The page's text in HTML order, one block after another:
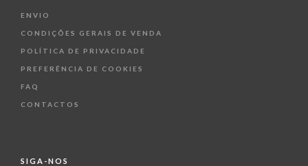
ENVIO
CONDIÇÕES GERAIS DE VENDA
POLÍTICA DE PRIVACIDADE
PREFERÊNCIA DE COOKIES
FAQ
CONTACTOS
SIGA-NOS